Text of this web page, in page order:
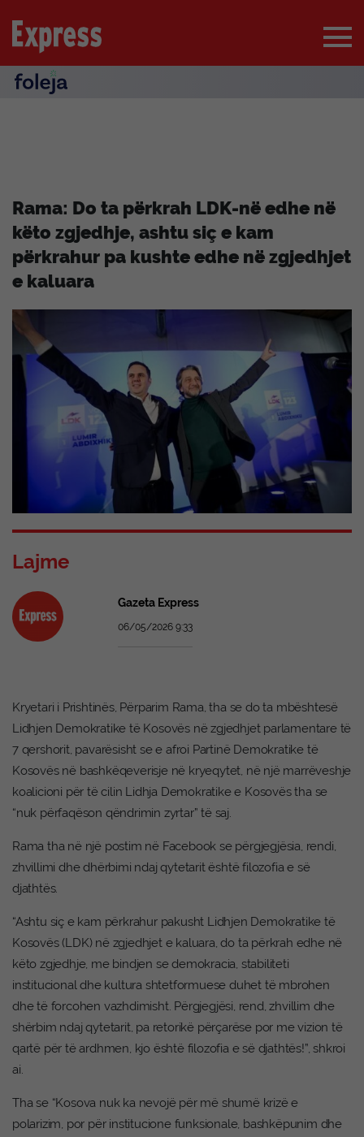
Rama: Do ta përkrah LDK-në edhe në
këto zgjedhje, ashtu siç e kam
përkrahur pa kushte edhe në zgjedhjet
e kaluara
Lajme
Gazeta Express
06/05/2026 9:33
Kryetari i Prishtinës, Përparim Rama, tha se do ta mbështesë
Lidhjen Demokratike të Kosovës në zgjedhjet parlamentare të
7 qershorit, pavarësisht se e afroi Partinë Demokratike të
Kosovës në bashkëqeverisje në kryeqytet, në një marrëveshje
koalicioni për të cilin Lidhja Demokratike e Kosovës tha se
“nuk përfaqëson qëndrimin zyrtar” të saj.
Rama tha në një postim në Facebook se përgjegjësia, rendi,
zhvillimi dhe dhërbimi ndaj qytetarit është filozofia e së
djathtës.
“Ashtu siç e kam përkrahur pakusht Lidhjen Demokratike të
Kosovës (LDK) në zgjedhjet e kaluara, do ta përkrah edhe në
këto zgjedhje, me bindjen se demokracia, stabiliteti
institucional dhe kultura shtetformuese duhet të mbrohen
dhe të forcohen vazhdimisht. Përgjegjësi, rend, zhvillim dhe
shërbim ndaj qytetarit, pa retorikë përçarëse por me vizion të
qartë për të ardhmen, kjo është filozofia e së djathtës!”, shkroi
ai.
Tha se “Kosova nuk ka nevojë për më shumë krizë e
polarizim, por për institucione funksionale, bashkëpunim dhe